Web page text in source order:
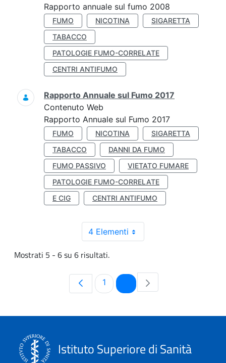
Rapporto annuale sul fumo 2008
FUMO NICOTINA
SIGARETTA
TABACCO
PATOLOGIE FUMO-CORRELATE
CENTRI ANTIFUMO
Rapporto Annuale sul Fumo 2017
Contenuto Web
Rapporto Annuale sul Fumo 2017
FUMO NICOTINA
SIGARETTA
TABACCO
DANNI DA FUMO
FUMO PASSIVO
VIETATO FUMARE
PATOLOGIE FUMO-CORRELATE
E CIG
CENTRI ANTIFUMO
4 Elementi
Mostrati 5 - 6 su 6 risultati.
Pagina
1 Pagina
Istituto Superiore di Sanità